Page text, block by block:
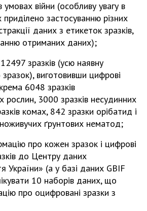
умовах війни (особливу увагу в
застосуванню різних
даних з етикеток зразків,
отриманих даних);
зразків (усю наявну
виготовивши цифрові
6048 зразків
рослин, 3000 зразків несудинних
комах, 842 зразки орібатид і
ґрунтових нематод;
про кожен зразок і цифрові
до Центру даних
України» (а у базі даних GBIF
10 наборів даних, що
про оцифровані зразки з